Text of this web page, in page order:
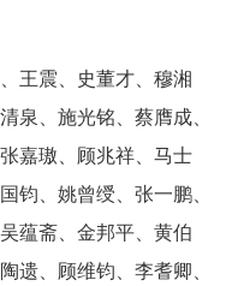
王震、史董才、穆湘
泉、施光铭、蔡膺成、
嘉璈、顾兆祥、马士
钧、姚曾绶、张一鹏、
蕴斋、金邦平、黄伯
遗、顾维钧、李耆卿、